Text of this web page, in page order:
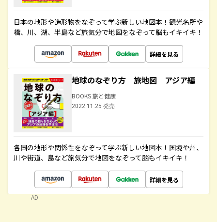
日本の地形や造形物をなぞって学ぶ新しい地図本！観光名所や
橋、川、湖、半島など旅気分で地図をなぞって脳もイキイキ！
詳細を見る
地球のなぞり方 旅地図 アジア編
BOOKS 旅と健康
2022.11.25 発売
各国の地形や関係性をなぞって学ぶ新しい地図本！国境や州、
川や街道、島など旅気分で地図をなぞって脳もイキイキ！
詳細を見る
AD